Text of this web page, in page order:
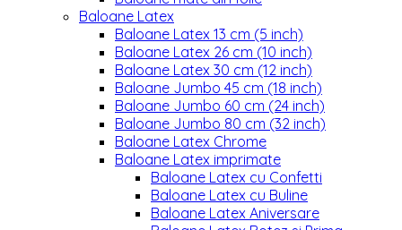
Baloane Latex
Baloane Latex 13 cm (5 inch)
Baloane Latex 26 cm (10 inch)
Baloane Latex 30 cm (12 inch)
Baloane Jumbo 45 cm (18 inch)
Baloane Jumbo 60 cm (24 inch)
Baloane Jumbo 80 cm (32 inch)
Baloane Latex Chrome
Baloane Latex imprimate
Baloane Latex cu Confetti
Baloane Latex cu Buline
Baloane Latex Aniversare